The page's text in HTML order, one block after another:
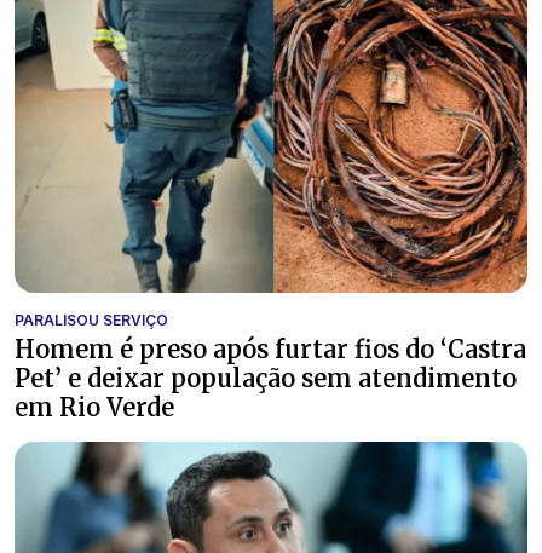
PARALISOU SERVIÇO
Homem é preso após furtar fios do ‘Castra
Pet’ e deixar população sem atendimento
em Rio Verde